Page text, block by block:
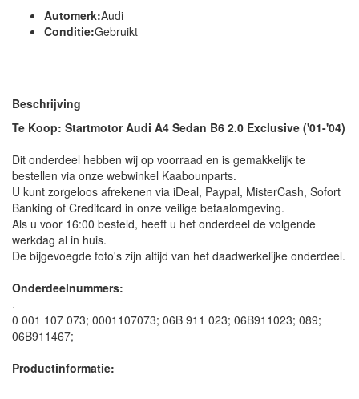
Automerk:Audi
Conditie:Gebruikt
Beschrijving
Te Koop: Startmotor Audi A4 Sedan B6 2.0 Exclusive ('01-'04)
Dit onderdeel hebben wij op voorraad en is gemakkelijk te
bestellen via onze webwinkel Kaabounparts.
U kunt zorgeloos afrekenen via iDeal, Paypal, MisterCash, Sofort
Banking of Creditcard in onze veilige betaalomgeving.
Als u voor 16:00 besteld, heeft u het onderdeel de volgende
werkdag al in huis.
De bijgevoegde foto's zijn altijd van het daadwerkelijke onderdeel.
Onderdeelnummers:
.
0 001 107 073; 0001107073; 06B 911 023; 06B911023; 089;
06B911467;
Productinformatie: